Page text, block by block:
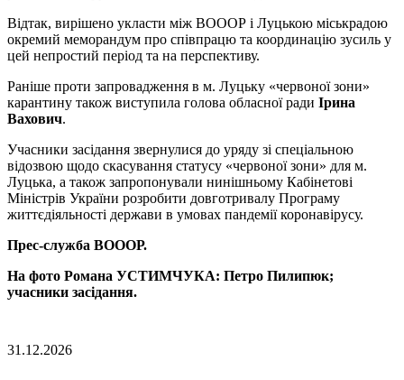
Відтак, вирішено укласти між ВОООР і Луцькою міськрадою
окремий меморандум про співпрацю та координацію зусиль у
цей непростий період та на перспективу.
Раніше проти запровадження в м. Луцьку «червоної зони»
карантину також виступила голова обласної ради Ірина
Вахович.
Учасники засідання звернулися до уряду зі спеціальною
відозвою щодо скасування статусу «червоної зони» для м.
Луцька, а також запропонували нинішньому Кабінетові
Міністрів України розробити довготривалу Програму
життєдіяльності держави в умовах пандемії коронавірусу.
Прес-служба ВОООР.
На фото Романа УСТИМЧУКА: Петро Пилипюк;
учасники засідання.
31.12.2026